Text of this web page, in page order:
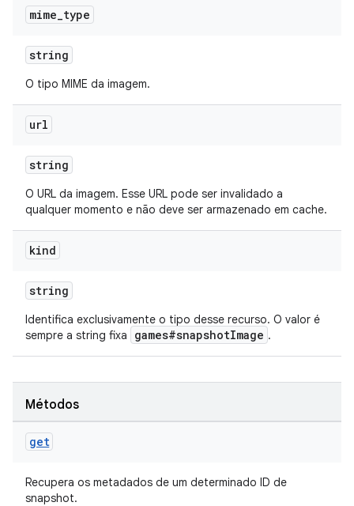
mime_type
string
O tipo MIME da imagem.
url
string
O URL da imagem. Esse URL pode ser invalidado a
qualquer momento e não deve ser armazenado em cache.
kind
string
Identifica exclusivamente o tipo desse recurso. O valor é
sempre a string fixa
games#snapshotImage .
Métodos
get
Recupera os metadados de um determinado ID de
snapshot.